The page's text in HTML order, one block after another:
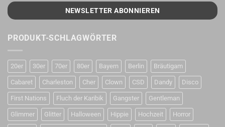
PRODUKT-SCHLAGWÖRTER
20er 30er 70er 80er Bayern Berlin Bräutigam
Cabaret Charleston Cher Clown CSD Dandy Disco
First Nations Fluch der Karibik Gangster Gentleman
Glimmer Glitter Halloween Hippie Hochzeit Horror